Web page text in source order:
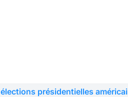
élections présidentielles